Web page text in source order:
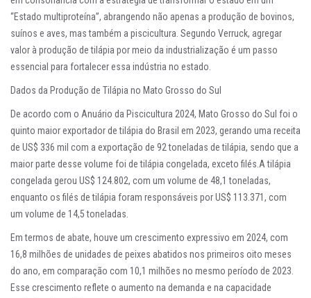
“Estado multiproteína”, abrangendo não apenas a produção de bovinos,
suínos e aves, mas também a piscicultura. Segundo Verruck, agregar
valor à produção de tilápia por meio da industrialização é um passo
essencial para fortalecer essa indústria no estado.
Dados da Produção de Tilápia no Mato Grosso do Sul
De acordo com o Anuário da Piscicultura 2024, Mato Grosso do Sul foi o
quinto maior exportador de tilápia do Brasil em 2023, gerando uma receita
de US$ 336 mil com a exportação de 92 toneladas de tilápia, sendo que a
maior parte desse volume foi de tilápia congelada, exceto filés.A tilápia
congelada gerou US$ 124.802, com um volume de 48,1 toneladas,
enquanto os filés de tilápia foram responsáveis por US$ 113.371, com
um volume de 14,5 toneladas.
Em termos de abate, houve um crescimento expressivo em 2024, com
16,8 milhões de unidades de peixes abatidos nos primeiros oito meses
do ano, em comparação com 10,1 milhões no mesmo período de 2023.
Esse crescimento reflete o aumento na demanda e na capacidade